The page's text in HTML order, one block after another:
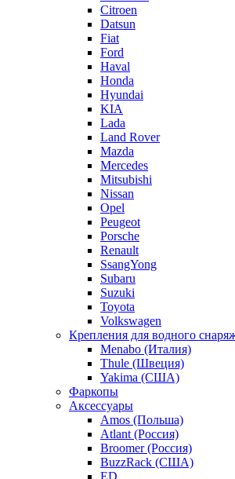
Citroen
Datsun
Fiat
Ford
Haval
Honda
Hyundai
KIA
Lada
Land Rover
Mazda
Mercedes
Mitsubishi
Nissan
Opel
Peugeot
Porsche
Renault
SsangYong
Subaru
Suzuki
Toyota
Volkswagen
Крепления для водного
Menabo (Италия)
Thule (Швеция)
Yakima (США)
Фаркопы
Аксессуары
Amos (Польша)
Atlant (Россия)
Broomer (Россия)
BuzzRack (США)
ED